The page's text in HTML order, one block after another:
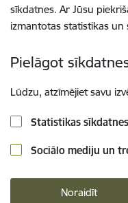
sīkdatnes. Ar Jūsu
izmantotas statistikas un
Pielāgot
Lūdzu, atzīmējiet savu
Statistikas
Sociālo mediju un
Noraidīt